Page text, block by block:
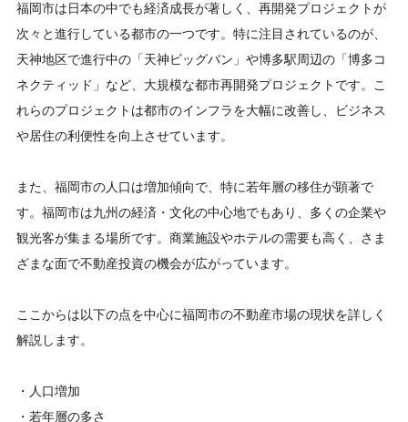
福岡市は日本の中でも経済成長が著しく、再開発プロジェクトが
次々と進行している都市の一つです。特に注目されているのが、
天神地区で進行中の「天神ビッグバン」や博多駅周辺の「博多コ
ネクティッド」など、大規模な都市再開発プロジェクトです。こ
れらのプロジェクトは都市のインフラを大幅に改善し、ビジネス
や居住の利便性を向上させています。
また、福岡市の人口は増加傾向で、特に若年層の移住が顕著で
す。福岡市は九州の経済・文化の中心地でもあり、多くの企業や
観光客が集まる場所です。商業施設やホテルの需要も高く、さま
ざまな面で不動産投資の機会が広がっています。
ここからは以下の点を中心に福岡市の不動産市場の現状を詳しく
解説します。
・人口増加
・若年層の多さ